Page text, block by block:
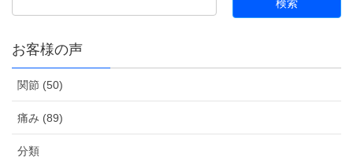
お客様の声
関節 (50)
痛み (89)
分類